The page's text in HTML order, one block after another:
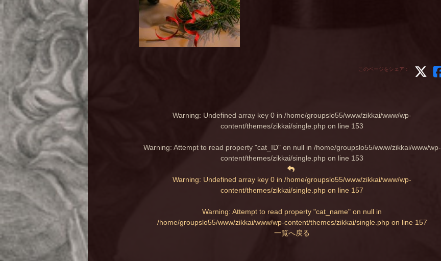
このページをシェア：
Warning: Undefined array key 0 in /home/groupslo55/www/zikkai/www/wp-
content/themes/zikkai/single.php on line 153
Warning: Attempt to read property "cat_ID" on null in /home/groupslo55/www/zikkai/www/wp-
content/themes/zikkai/single.php on line 153
Warning: Undefined array key 0 in /home/groupslo55/www/zikkai/www/wp-
content/themes/zikkai/single.php on line 157
Warning: Attempt to read property "cat_name" on null in
/home/groupslo55/www/zikkai/www/wp-content/themes/zikkai/single.phpon line 157
一覧へ戻る